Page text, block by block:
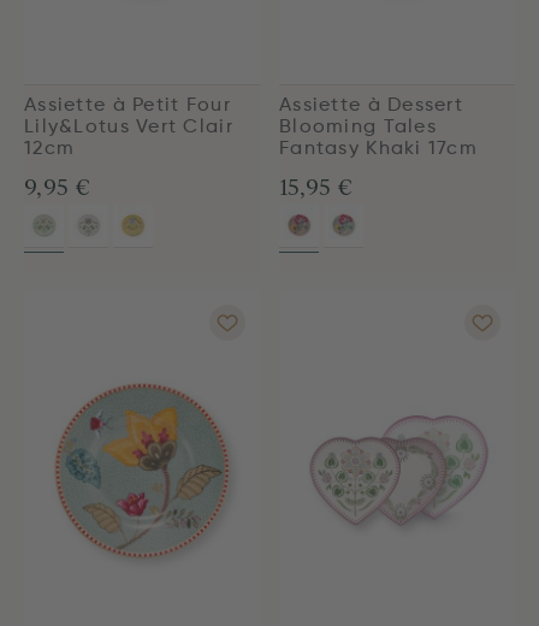
Assiette à Petit Four
Lily&Lotus Vert Clair
12cm
9,95 €
Assiette à Dessert
Blooming Tales
Fantasy Khaki 17cm
15,95 €